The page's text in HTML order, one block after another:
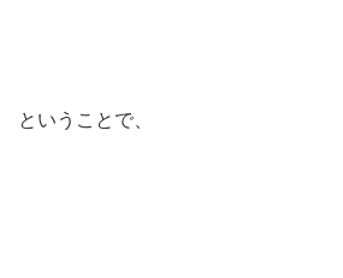
ということで、